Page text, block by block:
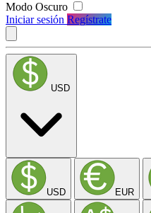
Modo Oscuro
Iniciar sesión Regístrate
USD
USD EUR